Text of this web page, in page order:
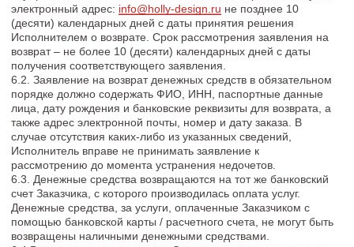
9. ПРОЧИЕ УСЛОВИЯ
9.1. Стороны признают, что, если какое-либо из положений
становится недействительным в течение срока его действия
вследствие изменения законодательства, остальные
положения Договора обязательны для Сторон в течение
срока действия Договора.
9.2. Стороны договорились, что надлежащим способом
обмена информацией и документов является отправка
сообщений по электронной почте и номеру телефона.
Согласованными являются указанные в Оферте адрес
электронной почты Исполнителя и адрес электронной почты,
номер телефона, который Заказчик указал в момент акцепта
Оферты.
9.3. В случае, если после оказания Услуг и/или в процессе
оказания Услуг Заказчик предоставляет Исполнителю отзыв о
получении Услуг Исполнителя, Исполнитель имеет право
использовать данный отзыв, в том числе в коммерческих
целях (например, для рекламы и продвижения) без внесения
платы за это Заказчику.
9.4. Стороны не возражают против использования данных
переписки, фото- и видеофиксации в качестве доказательств.
Стороны установили, что скриншоты переписки по каналам
связи, в социальных сетях и чатах являются достаточным и
допустимым доказательством для подтверждения тех